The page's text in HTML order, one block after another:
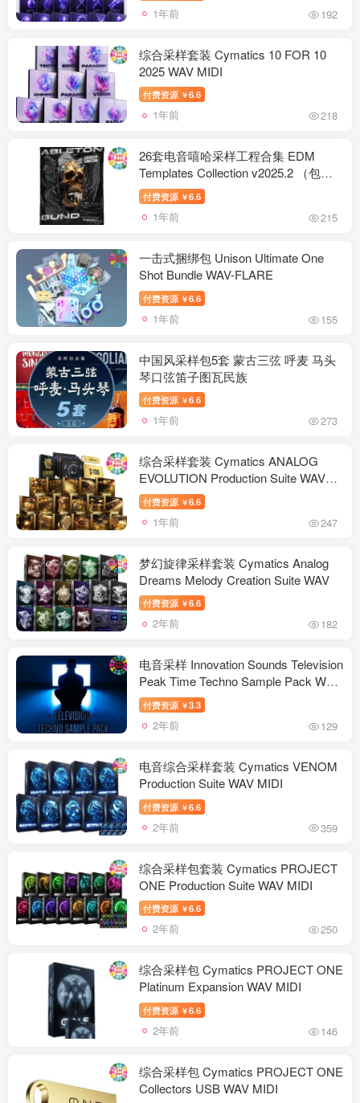
1年前 192
综合采样套装 Cymatics 10 FOR 10
2025 WAV MIDI
付费资源 ￥6.6
1年前 218
26套电音嘻哈采样工程合集 EDM
Templates Collection v2025.2 （包含
VENOM Hybrid Trap Ultimate Tearout
Dubstep Collection Vol 1 SHADES
Midtempo Xfer Serum Soundbank
Terror Wave Ultimate Tearout Dubstep
Ultimate Hybrid Trap Collection
Phantom Bass Sample Pack WAV
Overhype Tearout Dubstep & Hybrid
Trap NEW_CORE Tearout Dubstep
Dubstep Hybrid Sound Design Vol 3
EUPHORIA ERA Tearout Dubstep
Sample Pack Drum & Bass Sound
Design Vo 2 MULTIFORMAT Drum &
Bass Sound Design MULTIFORMAT
Trap Anti-Icon Ultimate Tearout X
Hybrid Trap VORTEX Unholy TRICK
OR TREAT VOL 1 MODEIGHT Heavy
Dubstep Essentials VOL 1 CODE
BLACK BERRIX RIDDIM
RIDDIM UNLEASHED WAV SERUM
ABLETON PROJECT CODE BLACK
MIDTEMPO SAMPLE_PRESET
PACK WAV SERUM ABLETON
PROJECT MODEIGHT Heavy
付费资源 ￥6.6
1年前 215
一击式捆绑包 Unison Ultimate One
Shot Bundle WAV-FLARE
付费资源 ￥6.6
1年前 155
中国风采样包5套 蒙古三弦 呼麦 马头
琴口弦笛子图瓦民族
付费资源 ￥6.6
1年前 273
综合采样套装 Cymatics ANALOG
EVOLUTION Production Suite WAV
MIDI
付费资源 ￥6.6
1年前 247
梦幻旋律采样套装 Cymatics Analog
Dreams Melody Creation Suite WAV
付费资源 ￥6.6
2年前 182
电音采样 Innovation Sounds Television
Peak Time Techno Sample Pack WAV
MIDI
付费资源 ￥3.3
2年前 129
电音综合采样套装 Cymatics VENOM
Production Suite WAV MIDI
付费资源 ￥6.6
2年前 359
综合采样包套装 Cymatics PROJECT
ONE Production Suite WAV MIDI
付费资源 ￥6.6
2年前 250
综合采样包 Cymatics PROJECT ONE
Platinum Expansion WAV MIDI
付费资源 ￥6.6
2年前 146
综合采样包 Cymatics PROJECT ONE
Collectors USB WAV MIDI